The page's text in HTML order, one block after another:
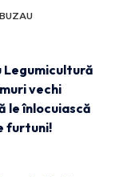
vechi
le înlocuiască
furtuni!